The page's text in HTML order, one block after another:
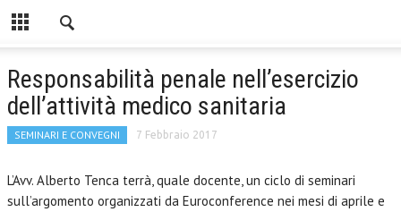
Responsabilità penale nell’esercizio
dell’attività medico sanitaria
SEMINARI E CONVEGNI 7 Febbraio 2017
L’Avv. Alberto Tenca terrà, quale docente, un ciclo di seminari
sull’argomento organizzati da Euroconference nei mesi di aprile e